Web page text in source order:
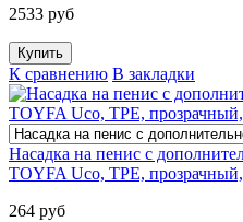
2533 руб
К сравнению В закладки
Насадка на пенис с
TOYFA Uco, TPE,
264 руб